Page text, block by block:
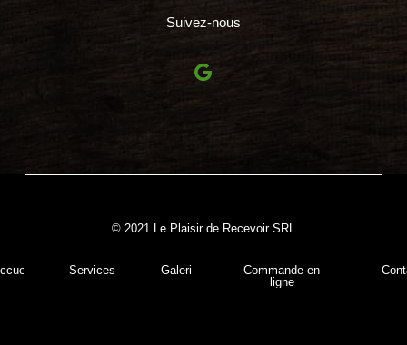
Suivez-nous
© 2021 Le Plaisir de Recevoir SRL
Services Galerie
Commande en
ligne